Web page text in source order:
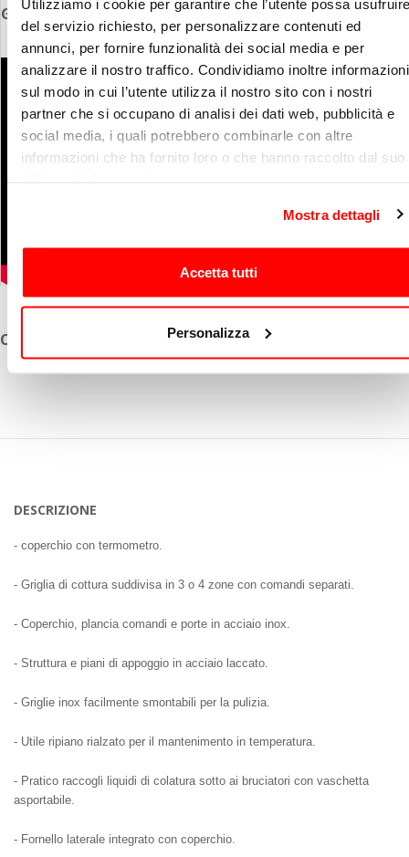
Utilizziamo i cookie per garantire che l’utente possa
del servizio richiesto, per personalizzare contenuti ed
annunci, per fornire funzionalità dei social media e per
analizzare il nostro traffico. Condividiamo inoltre informazioni
sul modo in cui l’utente utilizza il nostro sito con i nostri
partner che si occupano di analisi dei dati web, pubblicità e
social media, i quali potrebbero combinarle con altre
informazioni che ha fornito loro o che hanno raccolto dal suo
Mostra dettagli
Accetta tutti
Personalizza
Guarda il video
Caratteristiche del prodotto
DESCRIZIONE
- coperchio con termometro.
- Griglia di cottura suddivisa in 3 o 4 zone con comandi separati.
- Coperchio, plancia comandi e porte in acciaio inox.
- Struttura e piani di appoggio in acciaio laccato.
- Griglie inox facilmente smontabili per la pulizia.
- Utile ripiano rialzato per il mantenimento in temperatura.
- Pratico raccogli liquidi di colatura sotto ai bruciatori con vaschetta
asportabile.
- Fornello laterale integrato con coperchio.